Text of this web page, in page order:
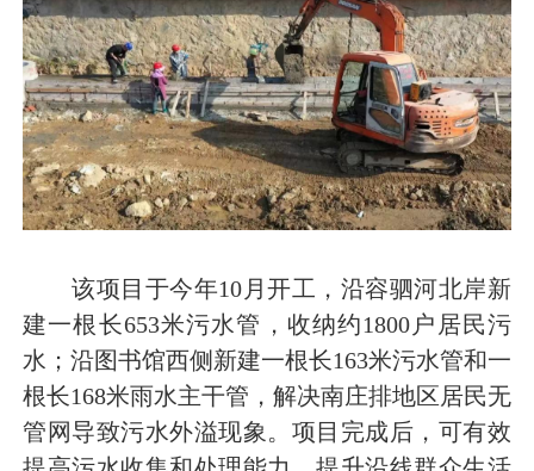
该项目于今年10月开工，沿容驷河北岸新
建一根长653米污水管，收纳约1800户居民污
水；沿图书馆西侧新建一根长163米污水管和一
根长168米雨水主干管，解决南庄排地区居民无
管网导致污水外溢现象。项目完成后，可有效